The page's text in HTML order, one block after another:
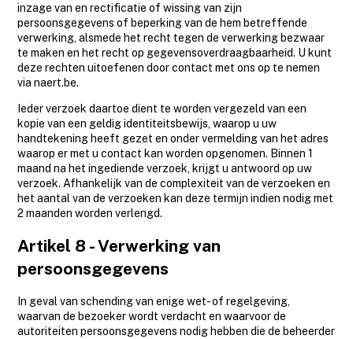
inzage van en rectificatie of wissing van zijn
persoonsgegevens of beperking van de hem betreffende
verwerking, alsmede het recht tegen de verwerking bezwaar
te maken en het recht op gegevensoverdraagbaarheid. U kunt
deze rechten uitoefenen door contact met ons op te nemen
via naert.be.
Ieder verzoek daartoe dient te worden vergezeld van een
kopie van een geldig identiteitsbewijs, waarop u uw
handtekening heeft gezet en onder vermelding van het adres
waarop er met u contact kan worden opgenomen. Binnen 1
maand na het ingediende verzoek, krijgt u antwoord op uw
verzoek. Afhankelijk van de complexiteit van de verzoeken en
het aantal van de verzoeken kan deze termijn indien nodig met
2 maanden worden verlengd.
Artikel 8 - Verwerking van
persoonsgegevens
In geval van schending van enige wet- of regelgeving,
waarvan de bezoeker wordt verdacht en waarvoor de
autoriteiten persoonsgegevens nodig hebben die de beheerder